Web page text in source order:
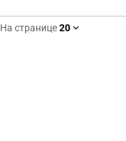
На странице20